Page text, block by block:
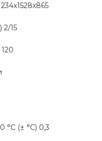
2/15
°C (± °C) 0,3